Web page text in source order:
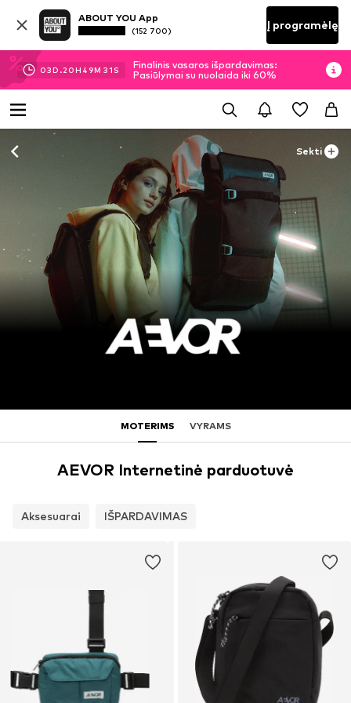
ABOUT YOU App
(152 700) Į programėlę
03D.20H 49M 31 S
Finalinis vasaros išpardavimas:
Pasiūlymai su nuolaida iki 60%
Sekti
MOTERIMS VYRAMS
AEVOR Internetinė parduotuvė
Aksesuarai IŠPARDAVIMAS